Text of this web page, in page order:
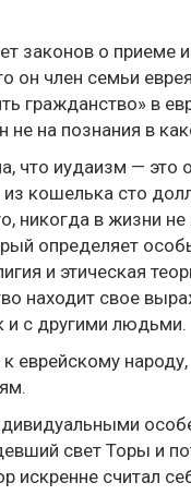
законов о приеме
он член семьи
гражданство» в
на познания в
что иудаизм — это
кошелька сто
никогда в жизни
определяет
и этическая
находит свое
и с другими людьми.
еврейскому
свет Торы и
искренне считал